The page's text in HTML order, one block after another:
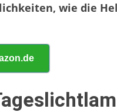
wie die